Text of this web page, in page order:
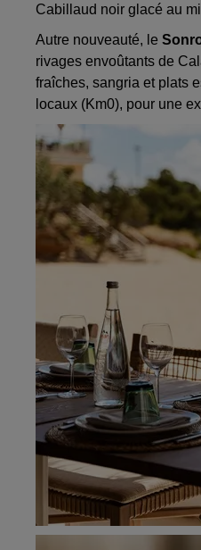
Cabillaud noir glacé au
Autre nouveauté, le
rivages envoûtants de
fraîches, sangria et plats
locaux (Km0), pour une